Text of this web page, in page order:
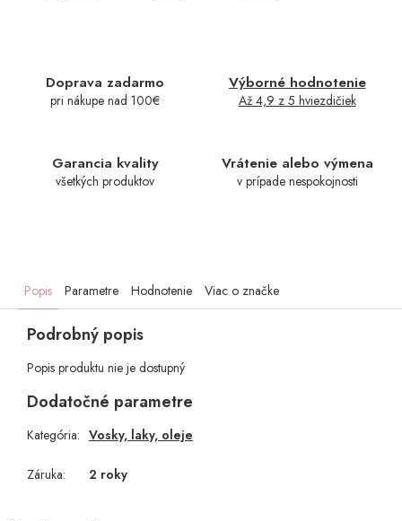
Doprava zadarmo
pri nákupe nad 100€
Výborné hodnotenie
Až 4,9 z 5 hviezdičiek
Garancia kvality
všetkých produktov
Vrátenie alebo výmena
v prípade nespokojnosti
Popis Parametre Hodnotenie Viac o značke
Podrobný popis
Popis produktu nie je dostupný
Dodatočné parametre
Kategória: Vosky, laky, oleje
Záruka: 2 roky